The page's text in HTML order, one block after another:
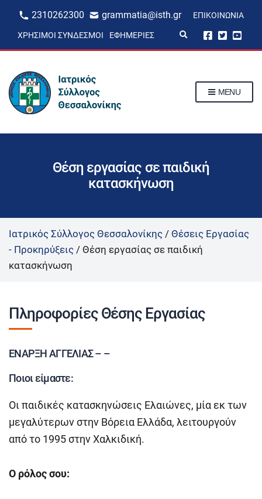
2310262300 grammatia@isth.gr ΕΠΙΚΟΙΝΩΝΊΑ
ΧΡΉΣΙΜΟΙ ΣΎΝΔΕΣΜΟΙ ΕΦΗΜΕΡΊΕΣ
p
m
MENU
Θέση εργασίας σε παιδική
κατασκήνωση
Ιατρικός Σύλλογος Θεσσαλονίκης / Θέσεις Εργασίας
- Προκηρύξεις / Θέση εργασίας σε παιδική
κατασκήνωση
Πληροφορίες Θέσης Εργασίας
ΕΝΑΡΞΗ ΑΓΓΕΛΙΑΣ – –
Ποιοι είμαστε:
Οι παιδικές κατασκηνώσεις Ελαιώνες, μία εκ των
μεγαλύτερων στην Βόρεια Ελλάδα, λειτουργούν
από το 1995 στην Χαλκιδική.
Ο ρόλος σου: